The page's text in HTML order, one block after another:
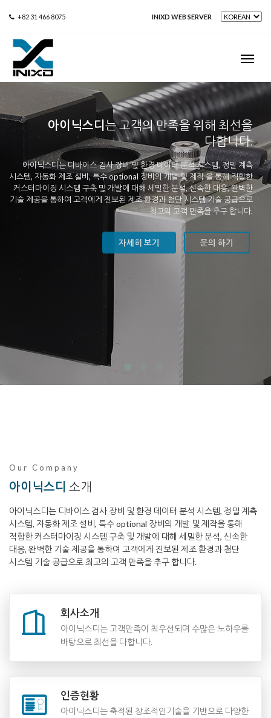
+82 31 466 8075 INIXD WEB SERVER
아이닉스디 는 고객의 만족을 위해 최선을
다합니다.
아이닉스디는 디바이스 검사 장비 및 환경 데이터 분석 시스템, 정밀 계측
시스템, 자동화 제조 설비, 특수 optional 장비의 개발 및 제작 을 통해 적합한
커스터마이징 시스템 구축 및 개발에 대해 세밀한 분석, 신속한 대응, 완벽한
기술 제공을 통하여 고객에게 진보된 제조 환경과 첨단 시스템 기술 공급으로
최고의 고객 만족을 추구 합니다.
자세히 보기 문의 하기
Our Company
아이닉스디 소개
아이닉스디는 디바이스 검사 장비 및 환경 데이터 분석 시스템, 정밀 계측
시스템, 자동화 제조 설비, 특수 optional 장비의 개발 및 제작을 통해
적합한 커스터마이징 시스템 구축 및 개발에 대해 세밀한 분석, 신속한
대응, 완벽한 기술 제공을 통하여 고객에게 진보된 제조 환경과 첨단
시스템 기술 공급으로 최고의 고객 만족을 추구 합니다.
회사소개
아이닉스디는 고객만족이 최우선되며 수많은 노하우를
바탕으로 최선을 다합니다.
인증현황
아이닉스디는 축적된 창조적인 기술을 기반으로 다양한